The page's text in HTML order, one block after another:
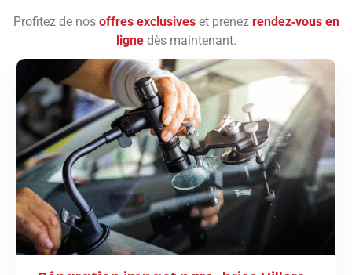
Profitez de nos offres exclusiveset prenez rendez‑vous en
lignedès maintenant.